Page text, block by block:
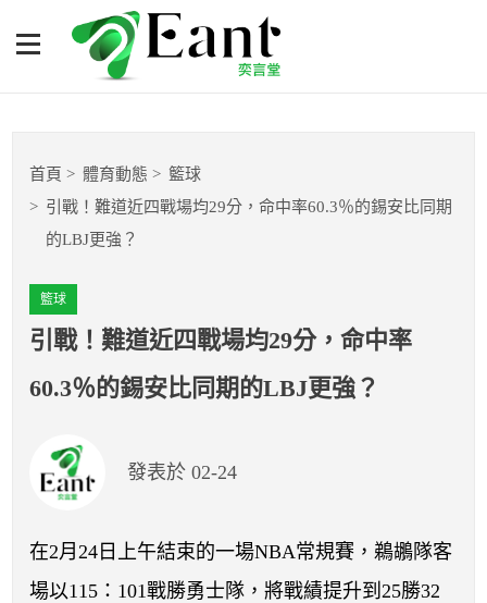
引戰！難道近四戰場均29
分，命中率60.3％的錫安比
籃球
棒球
球隊數據
開賽列表
運彩教學專區
首頁 體育動態
籃球
引戰！難道近四戰場均29分，命中率60.3％的錫安比同期
的LBJ更強？
籃球
引戰！難道近四戰場均29分，命中率
60.3％的錫安比同期的LBJ更強？
發表於 02-24
在2月24日上午結束的一場NBA常規賽，鵜鶘隊客
場以115：101戰勝勇士隊，將戰績提升到25勝32